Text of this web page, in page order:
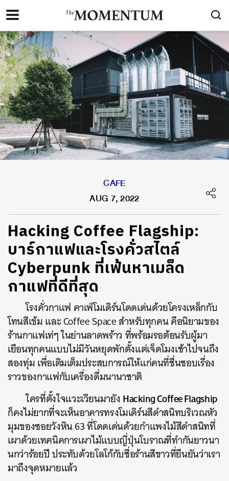
CAFE
AUG 7, 2022
Hacking Coffee Flagship:
บาร์กาแฟและโรงคั่วสไตล์
Cyberpunk ที่เฟ้นหาเมล็ด
กาแฟที่ดีที่สุด
โรงคั่วกาแฟ คาเฟ่โมเดิร์นโดดเด่นด้วยโครงเหล็กกับ
โทนสีเข้ม และ Coffee Space สำหรับทุกคน คือนิยามของ
ร้านกาแฟเท่ๆ ในย่านลาดพร้าว ที่พร้อมรอต้อนรับผู้มา
เยือนทุกคนแบบไม่มีวันหยุดพักตั้งแต่เจ็ดโมงเช้าไปจนถึง
สองทุ่ม เพื่อเติมเต็มประสบการณ์ให้แก่คนที่ชื่นชอบเรื่อง
ราวของกาแฟกับเครื่องดื่มนานาชาติ
ใครที่ตั้งใจแวะเวียนมายังHacking Coffee Flagship
ก็คงไม่ยากที่จะเห็นอาคารทรงโมเดิร์นสีดำสนิทบริเวณหัว
มุมของซอยวังหิน 63 ที่โดดเด่นด้วยกำแพงไม้สีดำสนิทที่
เผาด้วยเทคนิคการเผาไม้แบบญี่ปุ่นโบราณที่ทำกันยาวนา
นกว่าร้อยปี ประทับด้วยโลโก้กับชื่อร้านสีขาวที่ยืนยันว่าเรา
มาถึงจุดหมายแล้ว